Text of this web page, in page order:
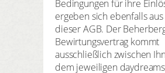
Bedingungen für ihre
ergeben sich ebenfalls aus
dieser AGB. Der
Bewirtungsvertrag kommt
ausschließlich zwischen
dem jeweiligen daydreams